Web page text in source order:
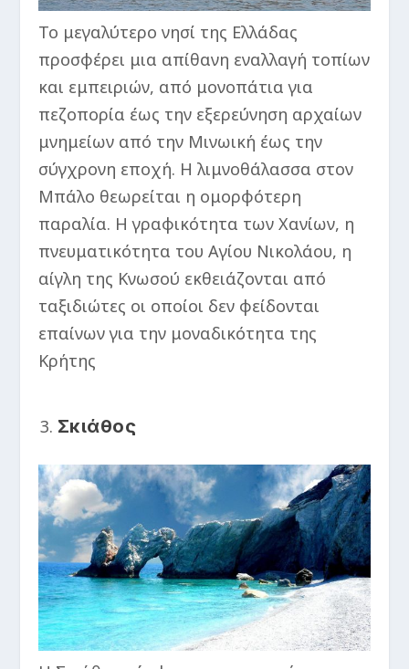
Το μεγαλύτερο νησί της Ελλάδας
προσφέρει μια απίθανη εναλλαγή τοπίων
και εμπειριών, από μονοπάτια για
πεζοπορία έως την εξερεύνηση αρχαίων
μνημείων από την Μινωική έως την
σύγχρονη εποχή. Η λιμνοθάλασσα στον
Μπάλο θεωρείται η ομορφότερη
παραλία. Η γραφικότητα των Χανίων, η
πνευματικότητα του Αγίου Νικολάου, η
αίγλη της Κνωσού εκθειάζονται από
ταξιδιώτες οι οποίοι δεν φείδονται
επαίνων για την μοναδικότητα της
Κρήτης
Σκιάθος